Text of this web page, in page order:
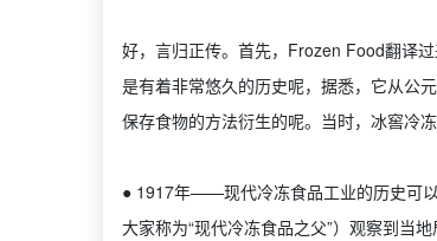
好，言归正传。首先，Frozen Food翻译
是有着非常悠久的历史呢，据悉，它从公
保存食物的方法衍生的呢。当时，冰窖冷
● 1917年——现代冷冻食品工业的历史可
大家称为“现代冷冻食品之父”）观察到当